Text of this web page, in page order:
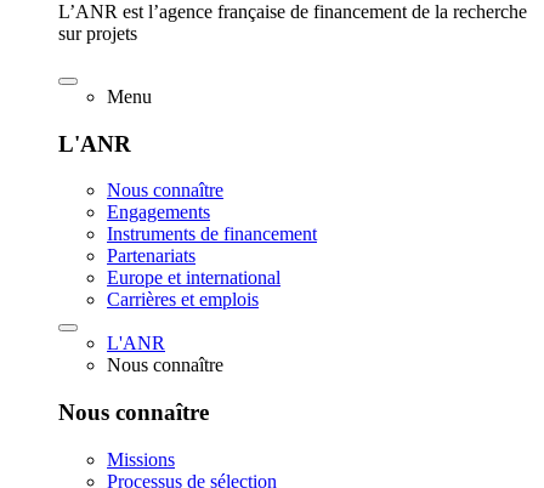
L’ANR est l’agence française de financement de la recherche
sur projets
Menu
L'ANR
Nous connaître
Engagements
Instruments de financement
Partenariats
Europe et international
Carrières et emplois
L'ANR
Nous connaître
Nous connaître
Missions
Processus de sélection